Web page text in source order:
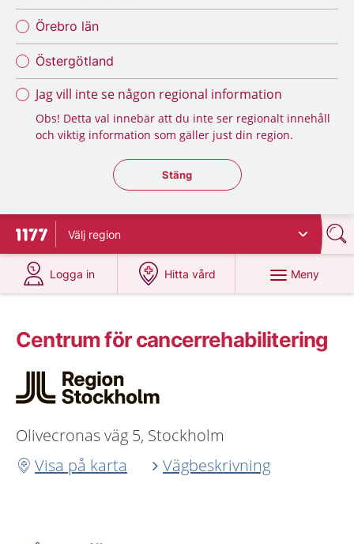
Örebro län
Östergötland
Jag vill inte se någon regional information
Obs! Detta val innebär att du inte ser regionalt innehåll
och viktig information som gäller just din region.
Stäng regionsväljaren
Stäng
Till startsidan för 1177
Välj region
Logga in
på 1177.se
Hitta vård
på 1177.se
Meny
Centrum för cancerrehabilitering
Olivecronas väg 5, Stockholm
Visa på karta
Vägbeskrivning